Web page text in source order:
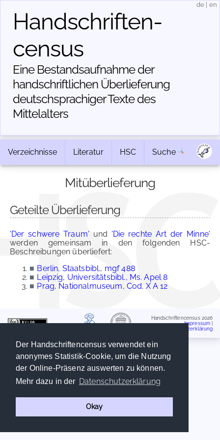
Der Handschriftencensus verwendet ein
anonymes Statistik-Cookie, um die Nutzung
der Online-Präsenz auswerten zu können.
Mehr dazu in der Datenschutzerklärung
Okay
Handschriften­
census
Eine Bestandsaufnahme der
handschriftlichen Über­lieferung
deutschsprachiger Texte des
Mittelalters
de en
Verzeichnisse Literatur HSC Suche
Mitüberlieferung
Geteilte Überlieferung
'Der schwere Traum' und 'Die rechte Art der Minne'
werden gemeinsam in den folgenden HSC-
Beschreibungen überliefert:
■ Berlin, Staatsbibl., mgf 488
■ Leipzig, Universitätsbibl., Ms. Apel 8
■ Prag, Nationalmuseum, Cod. X A 12
Handschriftencensus 2026
Impressum
Datenschutzerklärung